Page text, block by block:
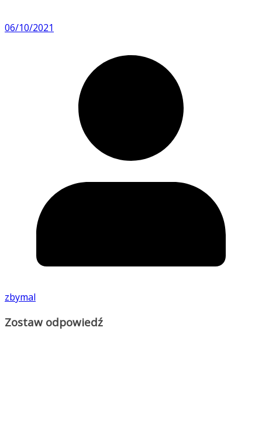
06/10/2021
zbymal
Zostaw odpowiedź